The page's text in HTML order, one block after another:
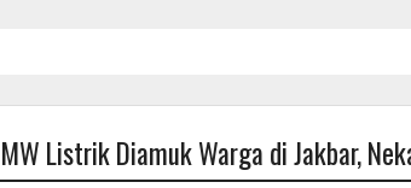
Listrik Diamuk Warga di Jakbar,